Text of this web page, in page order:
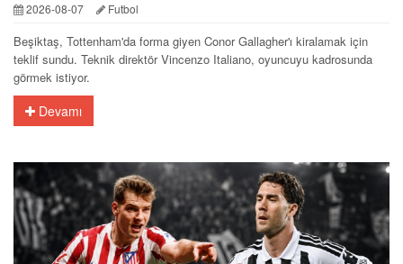
2026-08-07 Futbol
Beşiktaş, Tottenham'da forma giyen Conor Gallagher'ı kiralamak için
teklif sundu. Teknik direktör Vincenzo Italiano, oyuncuyu kadrosunda
görmek istiyor.
Devamı